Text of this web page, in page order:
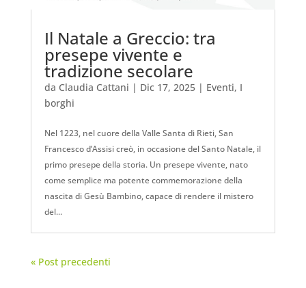
Il Natale a Greccio: tra
presepe vivente e
tradizione secolare
da Claudia Cattani | Dic 17, 2025| Eventi, I
borghi
Nel 1223, nel cuore della Valle Santa di Rieti, San
Francesco d’Assisi creò, in occasione del Santo Natale, il
primo presepe della storia. Un presepe vivente, nato
come semplice ma potente commemorazione della
nascita di Gesù Bambino, capace di rendere il mistero
del...
« Post precedenti